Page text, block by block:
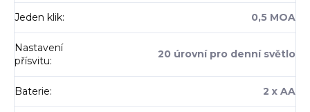
Jeden klik: 0,5 MOA
Nastavení
přísvitu:
20 úrovní pro denní světlo
Baterie: 2 x AA